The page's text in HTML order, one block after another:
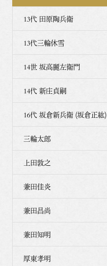
13代 田原陶兵衛
13代三輪休雪
14世 坂高麗左衛門
14代 新庄貞嗣
16代 坂倉新兵衛 (坂倉正紘)
三輪太郎
上田敦之
兼田佳炎
兼田昌尚
兼田知明
厚東孝明